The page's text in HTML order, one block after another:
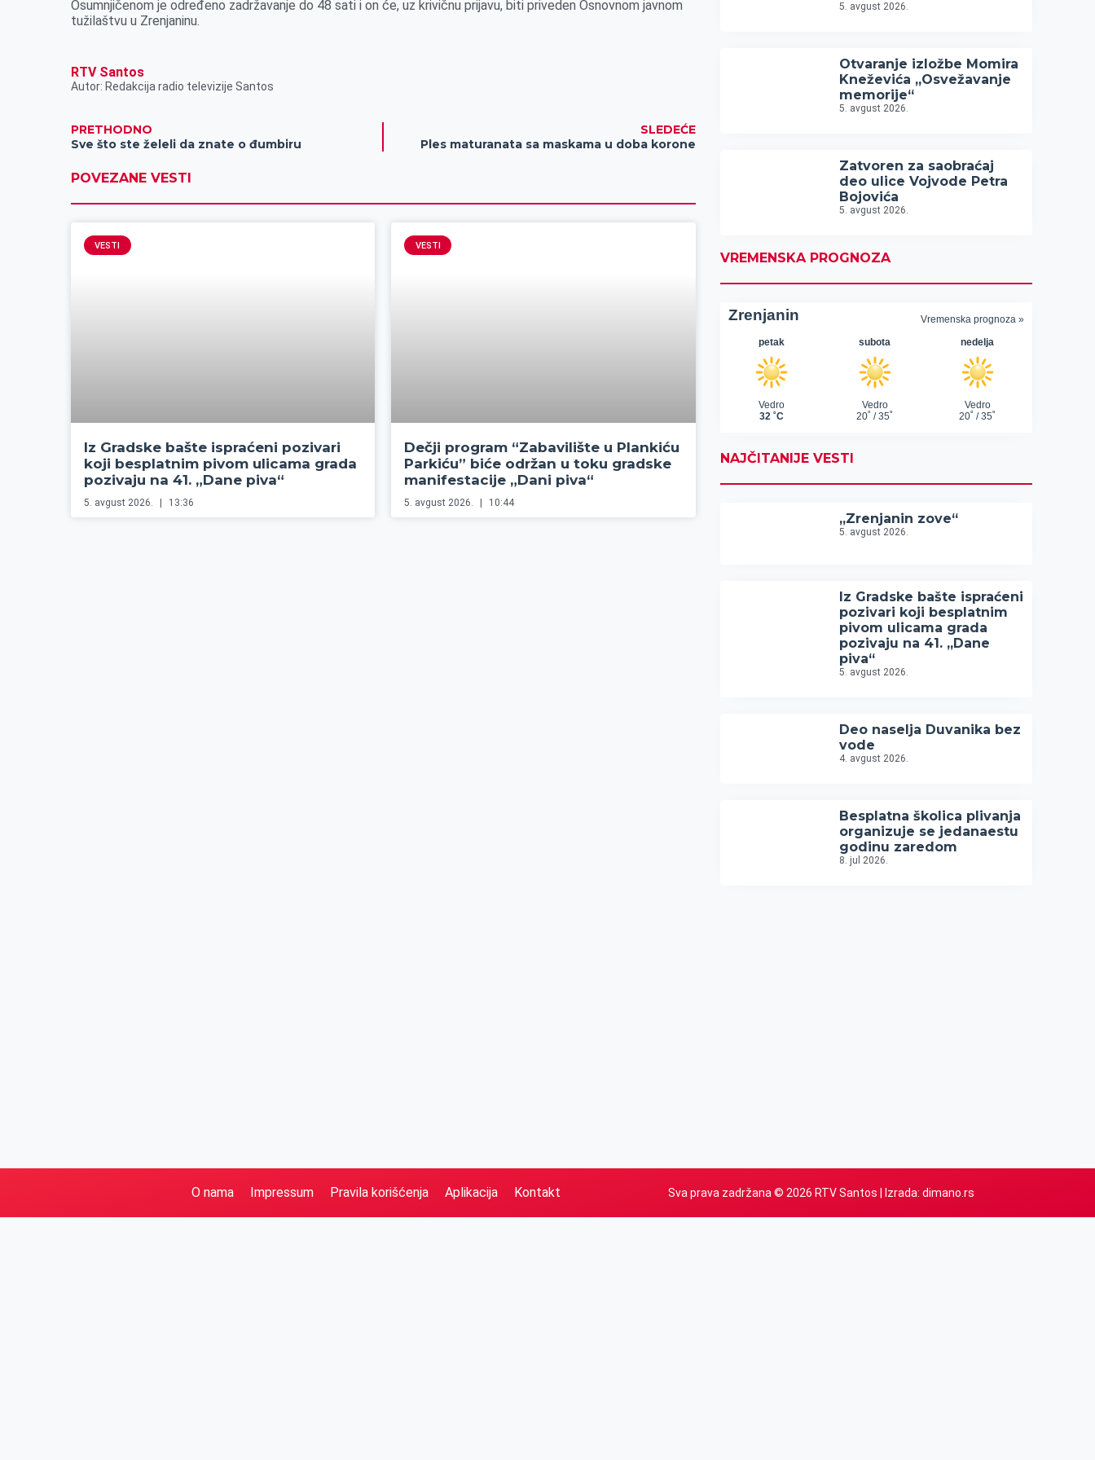
r
Osumnjičenom je određeno zadržavanje do 48 sati i on će, uz krivičnu prijavu, biti priveden Osnovnom javnom
tužilaštvu u Zrenjaninu.
RTV Santos
Autor: Redakcija radio televizije Santos
PRETHODNO
Sve što ste želeli da znate o đumbiru
SLEDEĆE
Ples maturanata sa maskama u doba korone
POVEZANE VESTI
VESTI
Iz Gradske bašte ispraćeni pozivari
koji besplatnim pivom ulicama grada
pozivaju na 41. „Dane piva“
5. avgust 2026. 13:36
VESTI
Dečji program “Zabavilište u Plankiću
Parkiću” biće održan u toku gradske
manifestacije „Dani piva“
5. avgust 2026. 10:44
5. avgust 2026.
Otvaranje izložbe Momira
Kneževića „Osvežavanje
memorije“
5. avgust 2026.
Zatvoren za saobraćaj
deo ulice Vojvode Petra
Bojovića
5. avgust 2026.
VREMENSKA PROGNOZA
NAJČITANIJE VESTI
„Zrenjanin zove“
5. avgust 2026.
Iz Gradske bašte ispraćeni
pozivari koji besplatnim
pivom ulicama grada
pozivaju na 41. „Dane
piva“
5. avgust 2026.
Deo naselja Duvanika bez
vode
4. avgust 2026.
Besplatna školica plivanja
organizuje se jedanaestu
godinu zaredom
8. jul 2026.
O nama Impressum Pravila korišćenja Aplikacija Kontakt Sva prava zadržana © 2026 RTV Santos | Izrada: dimano.rs